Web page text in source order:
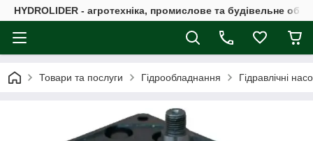
HYDROLIDER - агротехніка, промислове та будівельне
Товари та послуги Гідрообладнання Гідравлічні